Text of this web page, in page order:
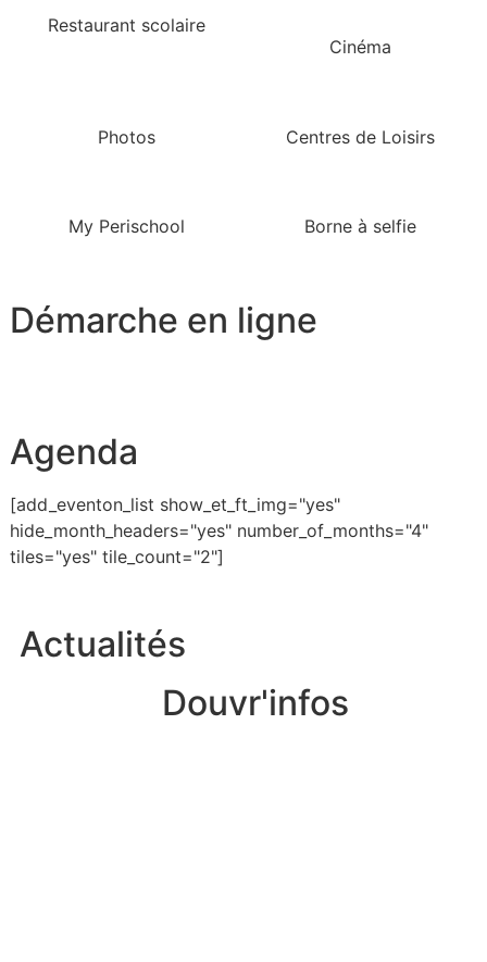
Restaurant scolaire
Cinéma
Photos Centres de Loisirs
My Perischool Borne à selfie
Démarche en ligne
Agenda
[add_eventon_list show_et_ft_img="yes"
hide_month_headers="yes" number_of_months="4"
tiles="yes" tile_count="2"]
Actualités
Douvr'infos